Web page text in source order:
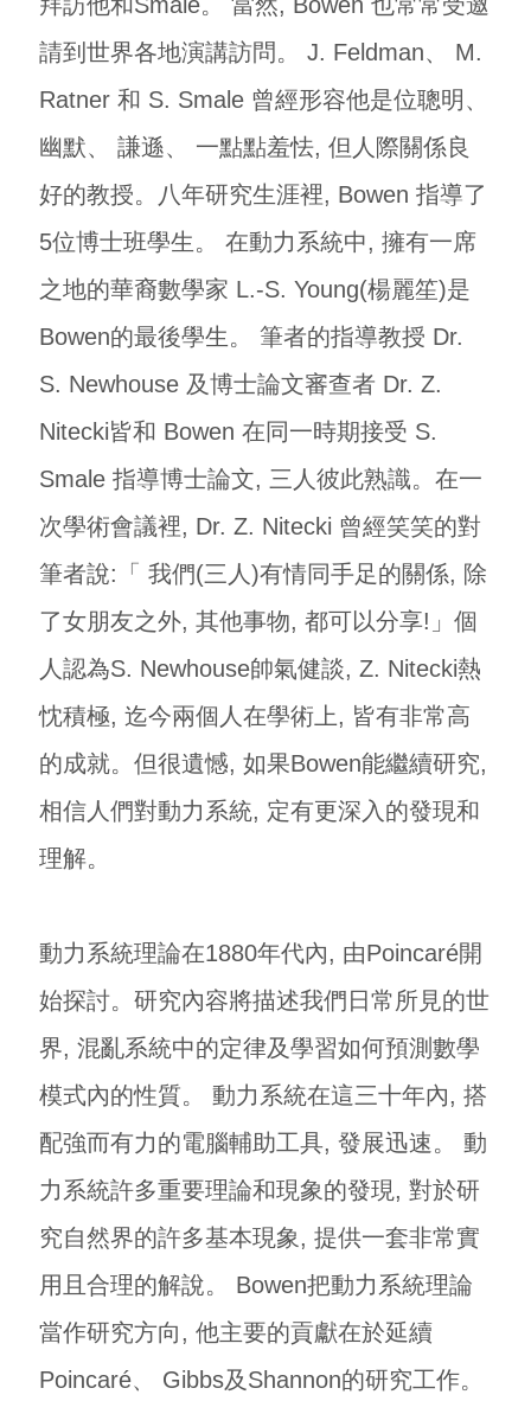
請到世界各地演講訪問。 J. Feldman、 M.
Ratner 和 S. Smale 曾經形容他是位聰明、
幽默、 謙遜、 一點點羞怯, 但人際關係良
好的教授。八年研究生涯裡, Bowen 指導了
5位博士班學生。 在動力系統中, 擁有一席
之地的華裔數學家 L.-S. Young(楊麗笙)是
Bowen的最後學生。 筆者的指導教授 Dr.
S. Newhouse 及博士論文審查者 Dr. Z.
Nitecki皆和 Bowen 在同一時期接受 S.
Smale 指導博士論文, 三人彼此熟識。在一
次學術會議裡, Dr. Z. Nitecki 曾經笑笑的對
筆者說:「 我們(三人)有情同手足的關係, 除
了女朋友之外, 其他事物, 都可以分享!」個
人認為S. Newhouse帥氣健談, Z. Nitecki熱
忱積極, 迄今兩個人在學術上, 皆有非常高
的成就。但很遺憾, 如果Bowen能繼續研究,
相信人們對動力系統, 定有更深入的發現和
理解。
動力系統理論在1880年代內, 由Poincaré開
始探討。研究內容將描述我們日常所見的世
界, 混亂系統中的定律及學習如何預測數學
模式內的性質。 動力系統在這三十年內, 搭
配強而有力的電腦輔助工具, 發展迅速。 動
力系統許多重要理論和現象的發現, 對於研
究自然界的許多基本現象, 提供一套非常實
用且合理的解說。 Bowen把動力系統理論
當作研究方向, 他主要的貢獻在於延續
Poincaré、 Gibbs及Shannon的研究工作。